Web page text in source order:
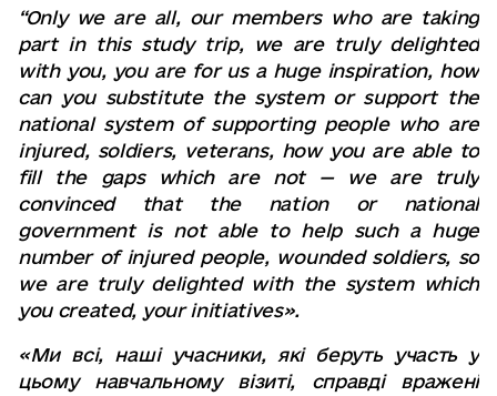
“Only we are all, our members who are taking
part in this study trip, we are truly delighted
with you, you are for us a huge inspiration, how
can you substitute the system or support the
national system of supporting people who are
injured, soldiers, veterans, how you are able to
fill the gaps which are not — we are truly
convinced that the nation or national
government is not able to help such a huge
number of injured people, wounded soldiers, so
we are truly delighted with the system which
you created, your initiatives».
«Ми всі, наші учасники, які беруть участь у
цьому навчальному візиті, справді вражені